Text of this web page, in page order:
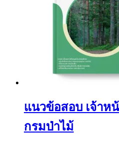
แนวข้อสอบ เจ้าห
กรมป่าไม้